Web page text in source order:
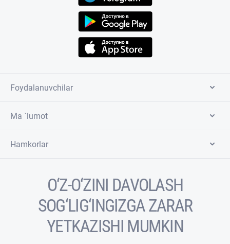
Foydalanuvchilar
Ma `lumot
Hamkorlar
O‘Z-O‘ZINI DAVOLASH
SOG‘LIG‘INGIZGA ZARAR
YETKAZISHI MUMKIN